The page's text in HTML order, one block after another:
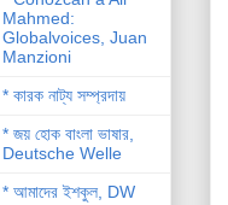
Mahmed:
Globalvoices, Juan
Manzioni
* কারক নাট্য সম্প্রদায়
* জয় হোক বাংলা ভাষার,
Deutsche Welle
* আমাদের ইশকুল, DW